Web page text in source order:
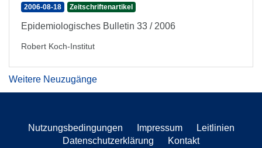
2006-08-18 Zeitschriftenartikel
Epidemiologisches Bulletin 33 / 2006
Robert Koch-Institut
Weitere Neuzugänge
Nutzungsbedingungen Impressum
Leitlinien
Datenschutzerklärung
Kontakt